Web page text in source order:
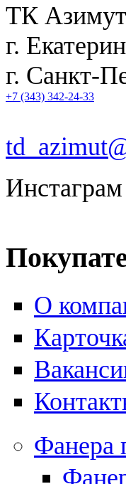
ТК
г.
г. Санкт-
+7 (343) 342-24-33
Инстаграм
О
Фанера